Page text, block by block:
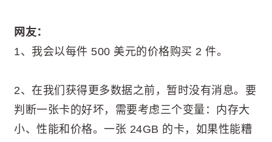
网友：
1、我会以每件 500 美元的价格购买 2 件。
2、在我们获得更多数据之前，暂时没有消息。要
判断一张卡的好坏，需要考虑三个变量：内存大
小、性能和价格。一张 24GB 的卡，如果性能糟